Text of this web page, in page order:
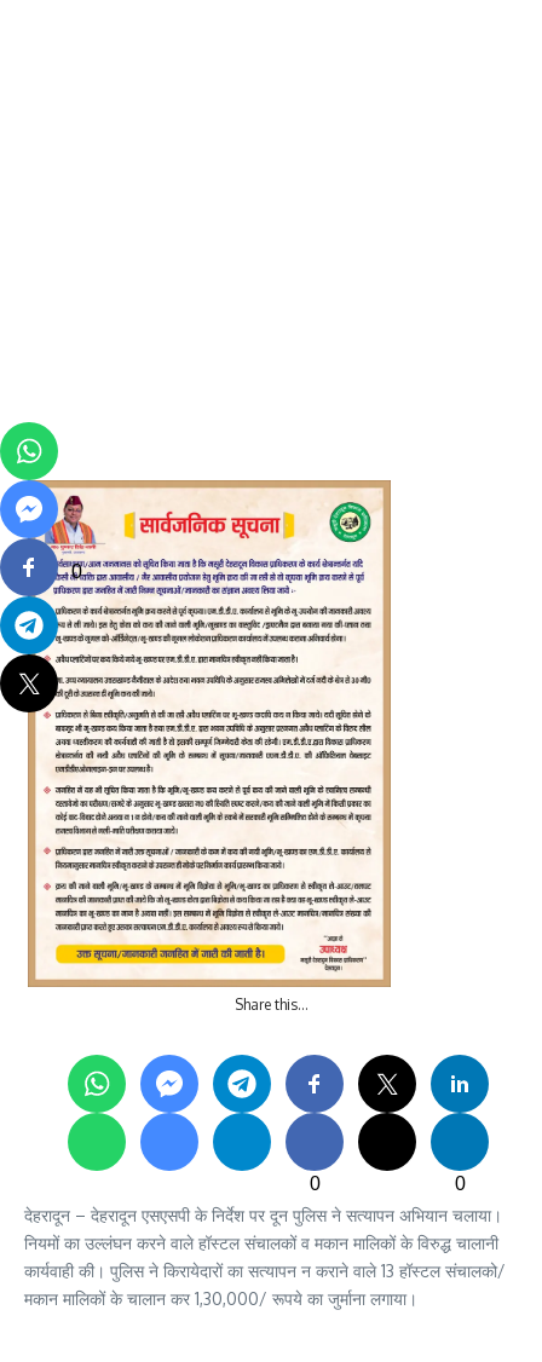
0
Share this…
0
0
देहरादून – देहरादून एसएसपी के निर्देश पर दून पुलिस ने सत्यापन अभियान चलाया।
नियमों का उल्लंघन करने वाले हॉस्टल संचालकों व मकान मालिकों के विरुद्ध चालानी
कार्यवाही की। पुलिस ने किरायेदारों का सत्यापन न कराने वाले 13 हॉस्टल संचालको/
मकान मालिकों के चालान कर 1,30,000/ रूपये का जुर्माना लगाया।